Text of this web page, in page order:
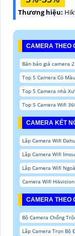
Thương hiệu:
CAMERA THEO
Bản báo giá camera
Top 5 Camera Có
Top 5 Camera nhà
Top 5 Camera Wifi
CAMERA KẾT
Lắp Camera Wifi
Lắp Camera Wifi
Lắp Camera Wifi
Camera Wifi
CAMERA THEO
Bộ Camera Chống
Lắp Camera Trọn Bộ